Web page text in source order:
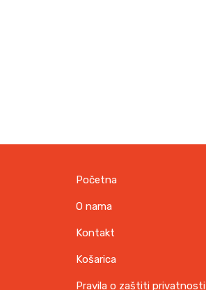
Početna
O nama
Kontakt
Košarica
Pravila o zaštiti privatnosti